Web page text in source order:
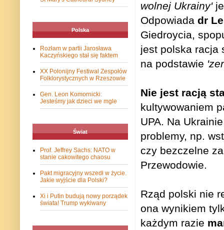
wolnej Ukrainy'
Odpowiada dr
Giedroycia,
jest polska racja
na podstawie
Nie jest racją
kultywowaniem
UPA. Na
problemy, np.
czy bezczelne
Przewodowie.
Rząd polski nie
ona wynikiem
każdym razie
Polska
Rozłam w partii Jarosława
Kaczyńskiego stał się faktem
XX Polonijny Festiwal Zespołów
Folklorystycznych w Rzeszowie
Gen. Leon Komornicki:
Jesteśmy jak dzieci we mgle
Świat
Prof. Jeffrey Sachs: NATO w
stanie cakowitego chaosu
Pakt migracyjny wszedł w życie.
Jakie wyjście dla Polski?
Xi i Putin budują nowy porządek
świata! Trump wykiwany